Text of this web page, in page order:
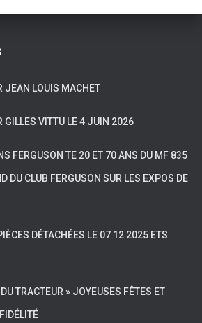
JEAN LOUIS MACHET
GILLES VITTU LE 4 JUIN 2026
FERGUSON TE 20 ET 70 ANS DU MF 835
DU CLUB FERGUSON SUR LES EXPOS DE
DÉTACHÉES LE 07 12 2025 ETS
TRACTEUR » JOYEUSES FÊTES ET